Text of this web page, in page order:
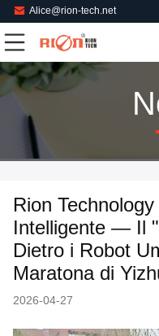
Alice@rion-tech.net
Rion
Intelligente — Il
Dietro i Robot
Maratona di
2026-04-27